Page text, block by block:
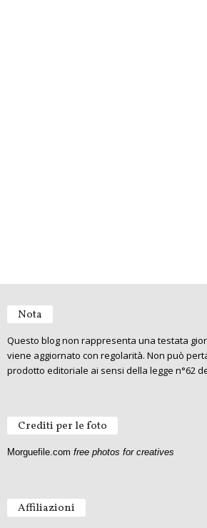
Nota
Questo blog non rappresenta una testata
viene aggiornato con regolarità. Non può
prodotto editoriale ai sensi della legge n°62
Crediti per le foto
Morguefile.com free photos for creatives
Affiliazioni